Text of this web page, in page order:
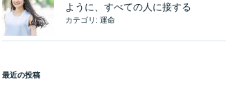
ように、すべての人に接する
カテゴリ: 運命
最近の投稿